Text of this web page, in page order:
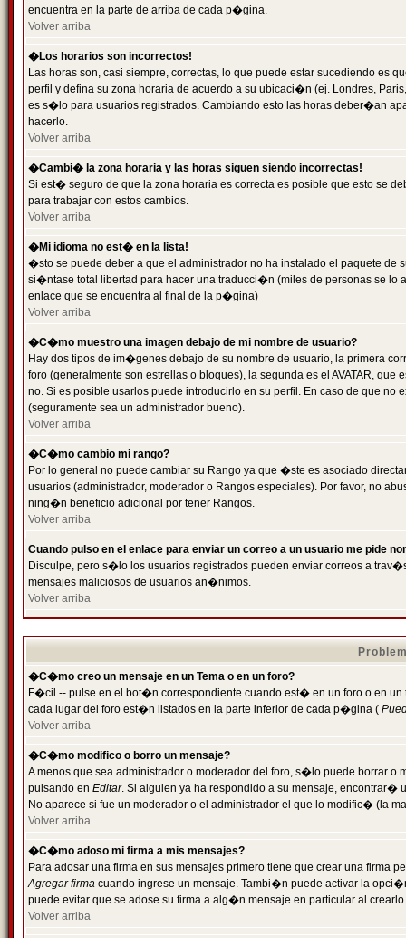
encuentra en la parte de arriba de cada p�gina.
Volver arriba
�Los horarios son incorrectos!
Las horas son, casi siempre, correctas, lo que puede estar sucediendo es
perfil y defina su zona horaria de acuerdo a su ubicaci�n (ej. Londres,
es s�lo para usuarios registrados. Cambiando esto las horas deber�an
hacerlo.
Volver arriba
�Cambi� la zona horaria y las horas siguen siendo incorrectas!
Si est� seguro de que la zona horaria es correcta es posible que esto se
para trabajar con estos cambios.
Volver arriba
�Mi idioma no est� en la lista!
�sto se puede deber a que el administrador no ha instalado el paquete
si�ntase total libertad para hacer una traducci�n (miles de personas se
enlace que se encuentra al final de la p�gina)
Volver arriba
�C�mo muestro una imagen debajo de mi nombre de usuario?
Hay dos tipos de im�genes debajo de su nombre de usuario, la primera
foro (generalmente son estrellas o bloques), la segunda es el AVATAR,
no. Si es posible usarlos puede introducirlo en su perfil. En caso de que
(seguramente sea un administrador bueno).
Volver arriba
�C�mo cambio mi rango?
Por lo general no puede cambiar su Rango ya que �ste es asociado
usuarios (administrador, moderador o Rangos especiales). Por favor, no
ning�n beneficio adicional por tener Rangos.
Volver arriba
Cuando pulso en el enlace para enviar un correo a un usuario me pide
Disculpe, pero s�lo los usuarios registrados pueden enviar correos a
mensajes maliciosos de usuarios an�nimos.
Volver arriba
�C�mo creo un mensaje en un Tema o en un foro?
F�cil -- pulse en el bot�n correspondiente cuando est� en un foro o en
cada lugar del foro est�n listados en la parte inferior de cada p�gina (
Volver arriba
�C�mo modifico o borro un mensaje?
A menos que sea administrador o moderador del foro, s�lo puede borrar o
pulsando en Editar. Si alguien ya ha respondido a su mensaje, encontrar�
No aparece si fue un moderador o el administrador el que lo modific� (la
Volver arriba
�C�mo adoso mi firma a mis mensajes?
Para adosar una firma en sus mensajes primero tiene que crear una firma
Agregar firma cuando ingrese un mensaje. Tambi�n puede activar la
puede evitar que se adose su firma a alg�n mensaje en particular al crearlo.
Volver arriba